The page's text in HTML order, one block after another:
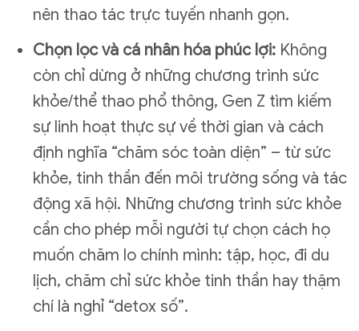
nên thao tác trực tuyến nhanh gọn.
Chọn lọc và cá nhân hóa phúc lợi: Không
còn chỉ dừng ở những chương trình sức
khỏe/thể thao phổ thông, Gen Z tìm kiếm
sự linh hoạt thực sự về thời gian và cách
định nghĩa “chăm sóc toàn diện” – từ sức
khỏe, tinh thần đến môi trường sống và tác
động xã hội. Những chương trình sức khỏe
cần cho phép mỗi người tự chọn cách họ
muốn chăm lo chính mình: tập, học, đi du
lịch, chăm chỉ sức khỏe tinh thần hay thậm
chí là nghỉ “detox số”.